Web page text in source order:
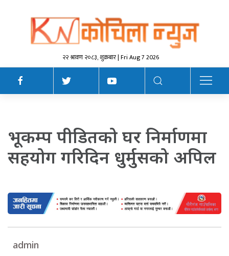
२२ श्रावण २०८३, शुक्रबार | Fri Aug 7 2026
भूकम्प पीडितको घर निर्माणमा
सहयोग गरिदिन धुर्मुसको अपिल
admin